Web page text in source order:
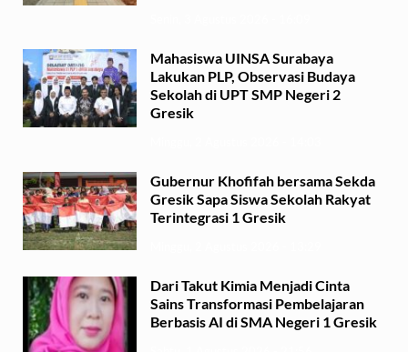
Mahasiswa UINSA Surabaya
Lakukan PLP, Observasi Budaya
Sekolah di UPT SMP Negeri 2
Gresik
Gubernur Khofifah bersama Sekda
Gresik Sapa Siswa Sekolah Rakyat
Terintegrasi 1 Gresik
Dari Takut Kimia Menjadi Cinta
Sains Transformasi Pembelajaran
Berbasis AI di SMA Negeri 1 Gresik